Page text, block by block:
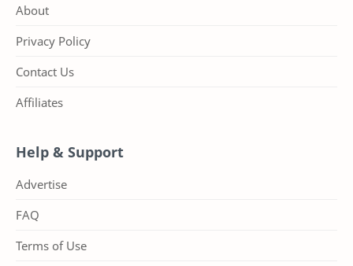
About
Privacy Policy
Contact Us
Affiliates
Help & Support
Advertise
FAQ
Terms of Use